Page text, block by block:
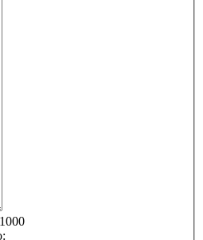
1000